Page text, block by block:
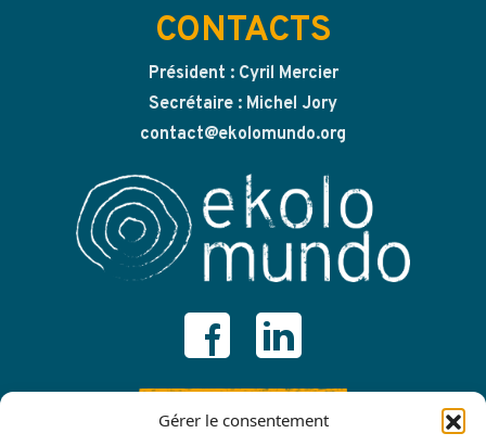
Gérer le consentement
CONTACTS
Président : Cyril Mercier
Secrétaire : Michel Jory
contact@ekolomundo.org
ADHÉRER